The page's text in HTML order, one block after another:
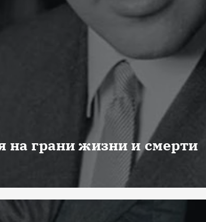
на грани жизни и смерти